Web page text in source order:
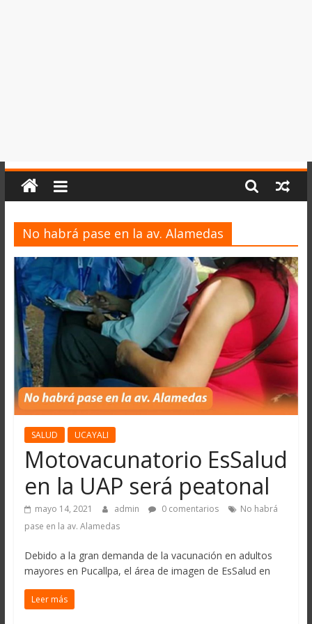
No habrá pase en la av. Alamedas
SALUD UCAYALI
Motovacunatorio EsSalud
en la UAP será peatonal
mayo 14, 2021 admin 0 comentarios
No habrá
pase en la av. Alamedas
Debido a la gran demanda de la vacunación en adultos
mayores en Pucallpa, el área de imagen de EsSalud en
Leer más